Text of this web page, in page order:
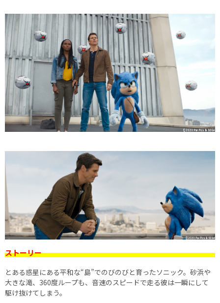
ストーリー
とある惑星にある平和な“島”でのびのびと育ったソニック。砂浜や
大きな滝、360度ループも、音速のスピードで走る彼は一瞬にして
駆け抜けてしまう。